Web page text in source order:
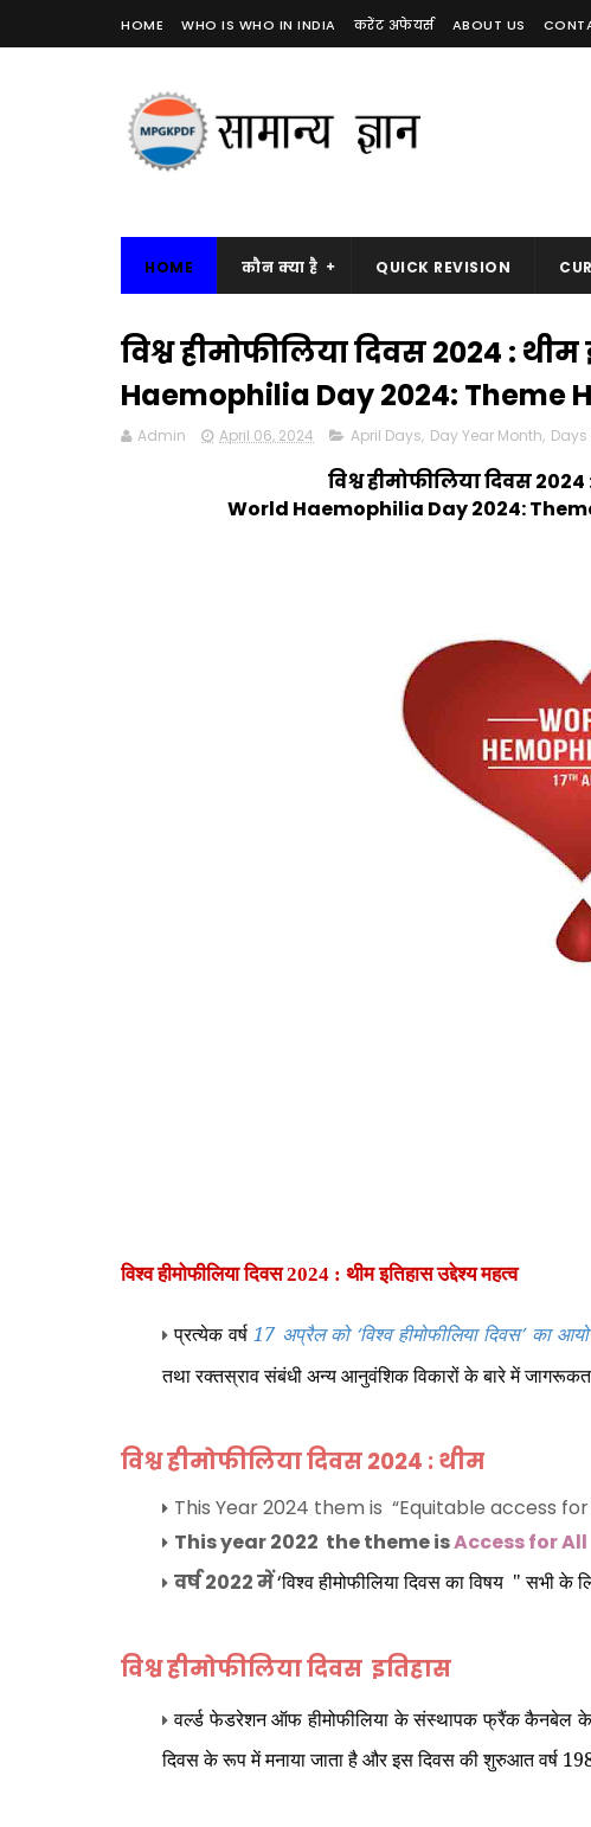
HOME WHO IS WHO IN INDIA करेंट अफेयर्स ABOUT US
HOME कौन क्या है QUICK REVISION
विश्व हीमोफीलिया दिवस 2024 :
Haemophilia Day 2024: Theme
Admin April 06, 2024 April Days, Day Year Month, Days
विश्व हीमोफीलिया दिवस
World Haemophilia Day 2024:
विश्व हीमोफीलिया दिवस 2024 : थीम इतिहास उद्देश्य महत्व
प्रत्येक वर्ष17 अप्रैल को ‘विश्व हीमोफीलिया दिवस’ का
तथा रक्तस्राव संबंधी अन्य आनुवंशिक विकारों के बारे में
विश्व हीमोफीलिया दिवस 2024 : थीम
This Year 2024 them is “Equitable access
This year 2022 the theme isAccess for All
वर्ष 2022 में‘विश्व हीमोफीलिया दिवस का विषय " सभी के
विश्व हीमोफीलिया दिवस इतिहास
वर्ल्ड फेडरेशन ऑफ हीमोफीलिया के संस्थापक फ्रैंक कैनबेल के
दिवस के रूप में मनाया जाता है और इस दिवस की शुरुआत वर्ष